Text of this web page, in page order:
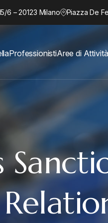
6 – 20123 Milano Piazza De
ProfessionistiAree di Attività